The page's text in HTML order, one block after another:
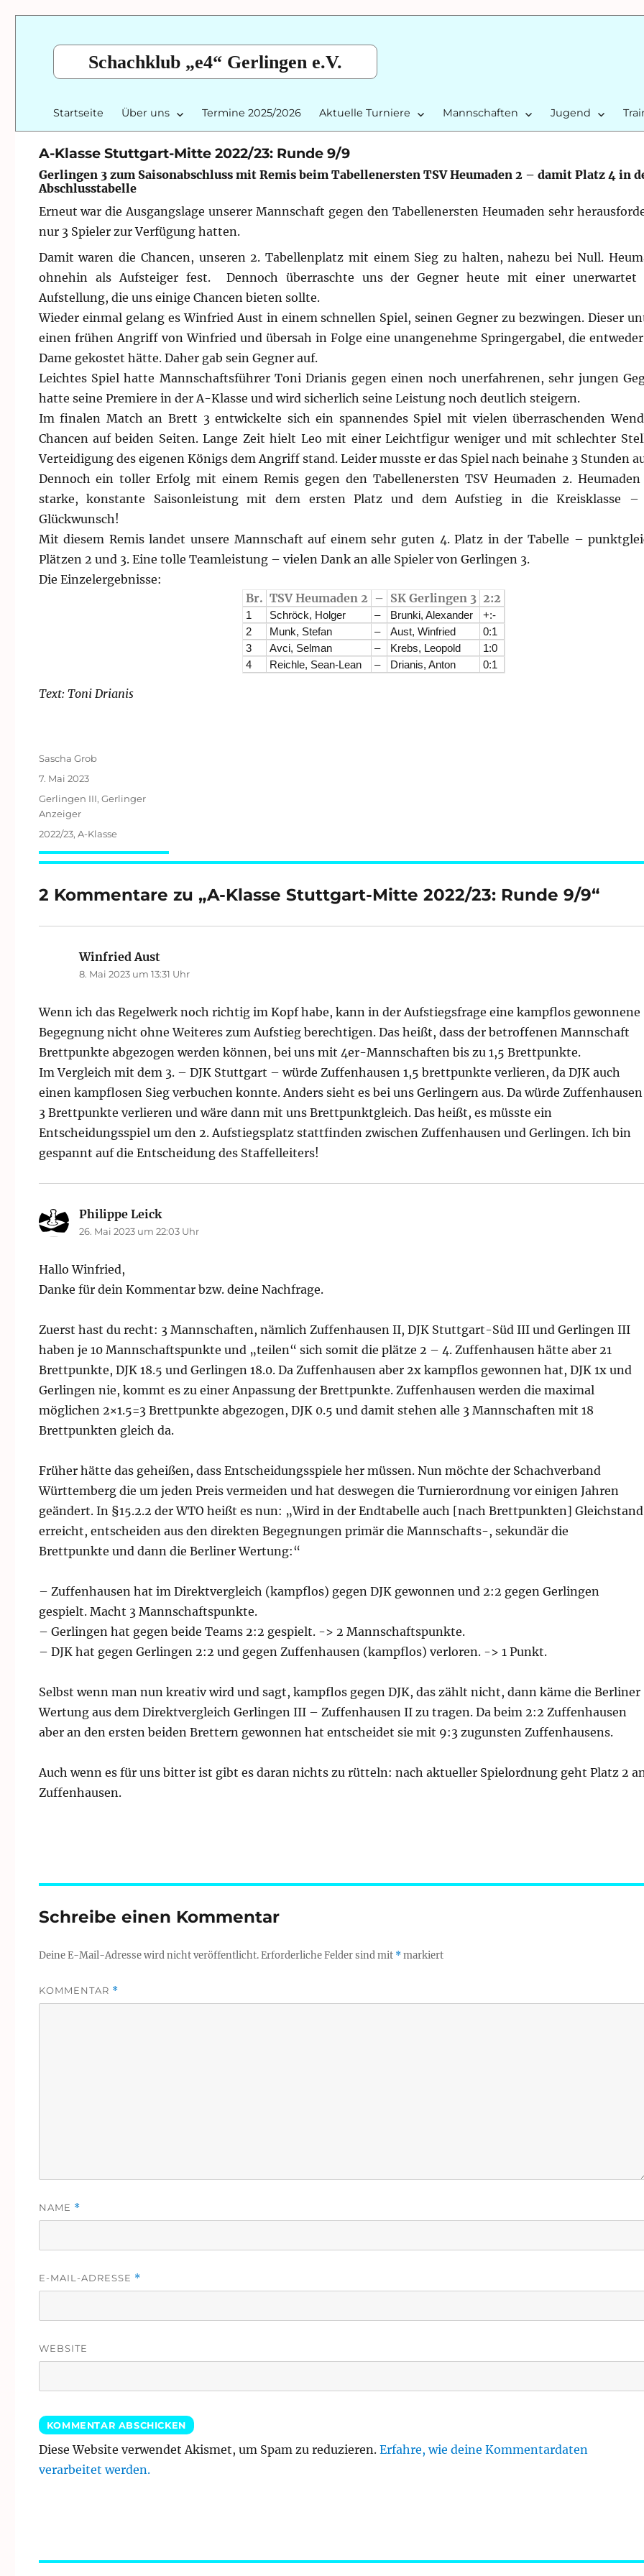
Schachklub „e4“ Gerlingen e.V.
Startseite Über uns Termine 2025/2026 Aktuelle Turniere Mannschaften Jugend
A-Klasse Stuttgart-Mitte 2022/23: Runde 9/9
Gerlingen 3 zum Saisonabschluss mit Remis beim Tabellenersten TSV Heumaden 2 – damit Platz 4 in
Abschlusstabelle
Erneut war die Ausgangslage unserer Mannschaft gegen den Tabellenersten Heumaden sehr
nur 3 Spieler zur Verfügung hatten.
Damit waren die Chancen, unseren 2. Tabellenplatz mit einem Sieg zu halten, nahezu bei Null.
ohnehin als Aufsteiger fest. Dennoch überraschte uns der Gegner heute mit einer unerwartet
Aufstellung, die uns einige Chancen bieten sollte.
Wieder einmal gelang es Winfried Aust in einem schnellen Spiel, seinen Gegner zu bezwingen. Dieser
einen frühen Angriff von Winfried und übersah in Folge eine unangenehme Springergabel, die
Dame gekostet hätte. Daher gab sein Gegner auf.
Leichtes Spiel hatte Mannschaftsführer Toni Drianis gegen einen noch unerfahrenen, sehr jungen
hatte seine Premiere in der A-Klasse und wird sicherlich seine Leistung noch deutlich steigern.
Im finalen Match an Brett 3 entwickelte sich ein spannendes Spiel mit vielen überraschenden
Chancen auf beiden Seiten. Lange Zeit hielt Leo mit einer Leichtfigur weniger und mit schlechter
Verteidigung des eigenen Königs dem Angriff stand. Leider musste er das Spiel nach beinahe 3 Stunden
Dennoch ein toller Erfolg mit einem Remis gegen den Tabellenersten TSV Heumaden 2.
starke, konstante Saisonleistung mit dem ersten Platz und dem Aufstieg in die Kreisklasse –
Glückwunsch!
Mit diesem Remis landet unsere Mannschaft auf einem sehr guten 4. Platz in der Tabelle –
Plätzen 2 und 3. Eine tolle Teamleistung – vielen Dank an alle Spieler von Gerlingen 3.
Die Einzelergebnisse:
Br. TSV Heumaden 2 – SK Gerlingen 3 2:2
1 Schröck, Holger – Brunki, Alexander
+:-
2
Munk, Stefan – Aust, Winfried
0:1
3
Avci, Selman – Krebs, Leopold
1:0
4
Reichle, Sean-Lean – Drianis, Anton 0:1
Text: Toni Drianis
Autor
Sascha Grob
Veröffentlicht
am
7. Mai 2023
Kategorien
Gerlingen III, Gerlinger
Anzeiger
Schlagwörter
2022/23, A-Klasse
2 Kommentare zu „A-Klasse Stuttgart-Mitte 2022/23: Runde 9/9“
Winfried Austsagt:
8. Mai 2023 um 13:31 Uhr
Wenn ich das Regelwerk noch richtig im Kopf habe, kann in der Aufstiegsfrage eine kampflos gewonnene
Begegnung nicht ohne Weiteres zum Aufstieg berechtigen. Das heißt, dass der betroffenen Mannschaft
Brettpunkte abgezogen werden können, bei uns mit 4er-Mannschaften bis zu 1,5 Brettpunkte.
Im Vergleich mit dem 3. – DJK Stuttgart – würde Zuffenhausen 1,5 brettpunkte verlieren, da DJK auch
einen kampflosen Sieg verbuchen konnte. Anders sieht es bei uns Gerlingern aus. Da würde Zuffenhausen
3 Brettpunkte verlieren und wäre dann mit uns Brettpunktgleich. Das heißt, es müsste ein
Entscheidungsspiel um den 2. Aufstiegsplatz stattfinden zwischen Zuffenhausen und Gerlingen. Ich bin
gespannt auf die Entscheidung des Staffelleiters!
Philippe Leicksagt:
26. Mai 2023 um 22:03 Uhr
Hallo Winfried,
Danke für dein Kommentar bzw. deine Nachfrage.
Zuerst hast du recht: 3 Mannschaften, nämlich Zuffenhausen II, DJK Stuttgart-Süd III und Gerlingen III
haben je 10 Mannschaftspunkte und „teilen“ sich somit die plätze 2 – 4. Zuffenhausen hätte aber 21
Brettpunkte, DJK 18.5 und Gerlingen 18.0. Da Zuffenhausen aber 2x kampflos gewonnen hat, DJK 1x und
Gerlingen nie, kommt es zu einer Anpassung der Brettpunkte. Zuffenhausen werden die maximal
möglichen 2×1.5=3 Brettpunkte abgezogen, DJK 0.5 und damit stehen alle 3 Mannschaften mit 18
Brettpunkten gleich da.
Früher hätte das geheißen, dass Entscheidungsspiele her müssen. Nun möchte der Schachverband
Württemberg die um jeden Preis vermeiden und hat deswegen die Turnierordnung vor einigen Jahren
geändert. In §15.2.2 der WTO heißt es nun: „Wird in der Endtabelle auch [nach Brettpunkten] Gleichstand
erreicht, entscheiden aus den direkten Begegnungen primär die Mannschafts-, sekundär die
Brettpunkte und dann die Berliner Wertung:“
– Zuffenhausen hat im Direktvergleich (kampflos) gegen DJK gewonnen und 2:2 gegen Gerlingen
gespielt. Macht 3 Mannschaftspunkte.
– Gerlingen hat gegen beide Teams 2:2 gespielt. -> 2 Mannschaftspunkte.
– DJK hat gegen Gerlingen 2:2 und gegen Zuffenhausen (kampflos) verloren. -> 1 Punkt.
Selbst wenn man nun kreativ wird und sagt, kampflos gegen DJK, das zählt nicht, dann käme die Berliner
Wertung aus dem Direktvergleich Gerlingen III – Zuffenhausen II zu tragen. Da beim 2:2 Zuffenhausen
aber an den ersten beiden Brettern gewonnen hat entscheidet sie mit 9:3 zugunsten Zuffenhausens.
Auch wenn es für uns bitter ist gibt es daran nichts zu rütteln: nach aktueller Spielordnung geht Platz 2
Zuffenhausen.
Schreibe einen Kommentar
Deine E-Mail-Adresse wird nicht veröffentlicht. Erforderliche Felder sind mit *markiert
KOMMENTAR *
NAME *
E-MAIL-ADRESSE *
WEBSITE
Diese Website verwendet Akismet, um Spam zu reduzieren. Erfahre, wie deine Kommentardaten
verarbeitet werden.